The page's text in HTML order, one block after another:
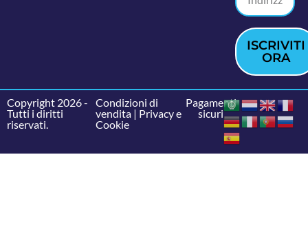
ISCRIVITI
ORA
Copyright 2026 -
Tutti i diritti
riservati.
Condizioni di
vendita| Privacy e
Cookie
Pagamenti
sicuri